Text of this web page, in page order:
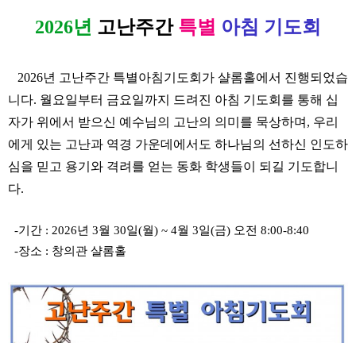
2026년 고난주간 특별 아침 기도회
2026년 고난주간 특별아침기도회가 샬롬홀에서 진행되었습
니다. 월요일부터 금요일까지 드려진 아침 기도회를 통해 십
자가 위에서 받으신 예수님의 고난의 의미를 묵상하며 , 우리
에게 있는 고난과 역경 가운데에서도 하나님의 선하신 인도하
심을 믿고 용기와 격려를 얻는 동화 학생들이 되길 기도합니
다.
-기간 : 2026년 3월 30일(월) ~ 4월 3일(금) 오전 8:00-8:40
-장소 : 창의관 샬롬홀